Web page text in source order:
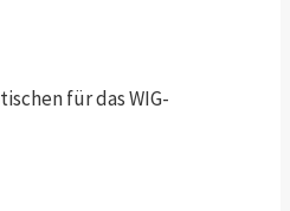
für das WIG-